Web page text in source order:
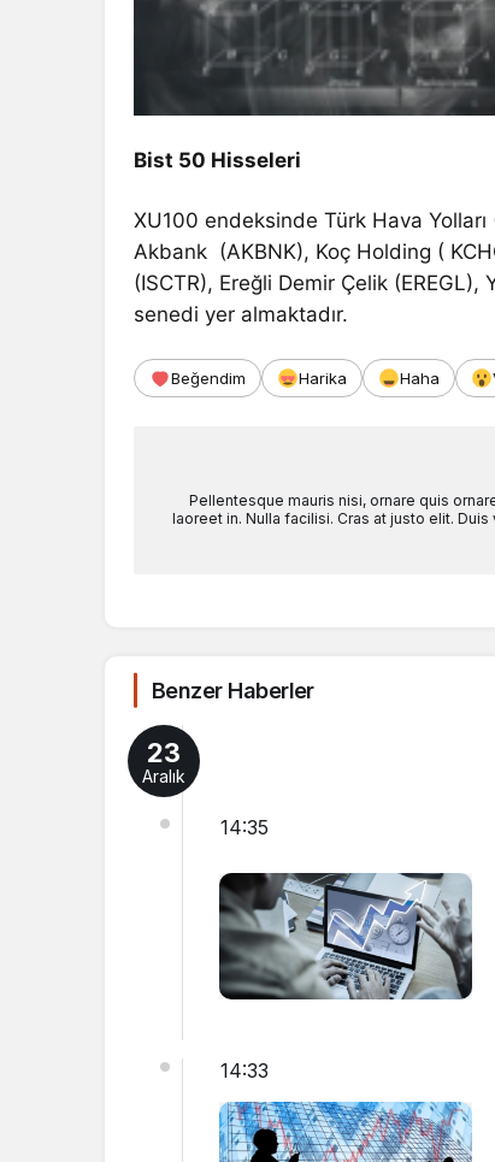
Bist 50 Hisseleri
XU100 endeksinde Türk Hava Yolları
Akbank (AKBNK), Koç Holding (
(ISCTR), Ereğli Demir Çelik
senedi yer almaktadır.
Beğendim Harika Haha
Pellentesque mauris nisi, ornare quis
laoreet in. Nulla facilisi. Cras at justo elit.
Benzer Haberler
23
Aralık
14:35
14:33